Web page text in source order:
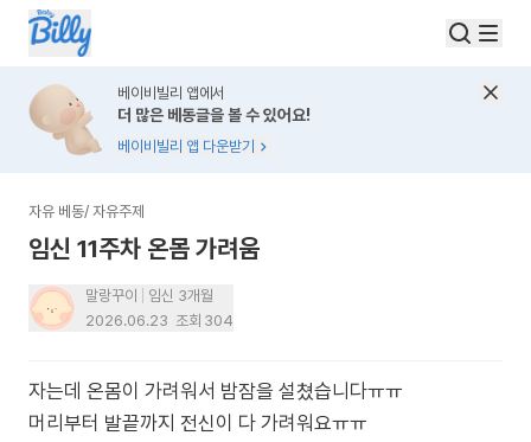
베이비빌리 앱에서
더 많은 베동글을 볼 수 있어요!
베이비빌리 앱 다운받기
자유 베동/ 자유주제
임신 11주차 온몸 가려움
말랑꾸이
임신 3개월
2026.06.23 조회 304
자는데 온몸이 가려워서 밤잠을 설쳤습니다ㅠㅠ
머리부터 발끝까지 전신이 다 가려워요ㅠㅠ